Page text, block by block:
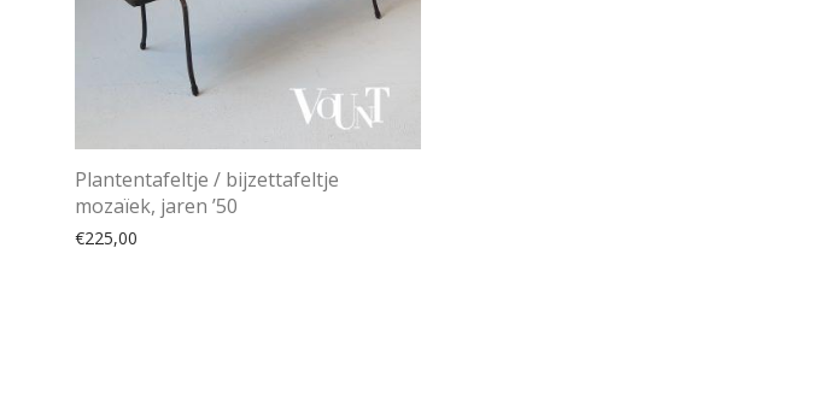
Plantentafeltje / bijzettafeltje
mozaïek, jaren ’50
€225,00